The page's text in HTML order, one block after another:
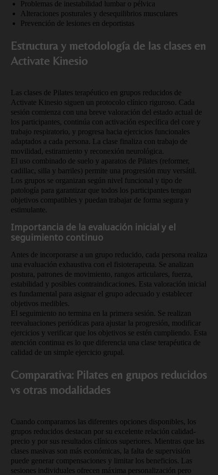
Problemas de inestabilidad lumbar o pélvica
Alteraciones posturales y desequilibrios musculares
Prevención de lesiones en deportistas
Estructura y metodología de las clases en
Activate Kinesio
Las clases de Pilates terapéutico en grupos reducidos de
Activate Kinesio siguen un protocolo clínico riguroso. Cada
sesión comienza con una breve valoración del estado actual de
los participantes, continúa con activación específica del core y
trabajo respiratorio, y progresa hacia ejercicios funcionales
adaptados a cada persona. La clase finaliza con trabajo de
movilidad, estiramiento y reconexión neurológica.
El uso combinado de suelo y aparatos de Pilates (reformer,
cadillac, silla y barriles) permite una progresión muy versátil.
Los grupos se organizan según nivel funcional y tipo de
patología para garantizar que todos los participantes tengan
objetivos compatibles y puedan trabajar de forma segura y
estimulante.
Importancia de la evaluación inicial y el
seguimiento continuo
Antes de incorporarse a un grupo reducido, cada persona realiza
una evaluación exhaustiva con el fisioterapeuta. Se analizan
postura, patrones de movimiento, rangos articulares, fuerza,
estabilidad y posibles contraindicaciones. Esta valoración inicial
es fundamental para asignar el grupo adecuado y establecer
objetivos medibles.
El seguimiento no termina en la primera sesión. Se realizan
reevaluaciones periódicas para ajustar la progresión, modificar
ejercicios y verificar que los objetivos se estén cumpliendo. Esta
atención continua es lo que diferencia una clase terapéutica de
calidad de un simple ejercicio grupal.
Comparativa: Pilates en grupos reducidos
vs otras modalidades
Cuando comparamos las diferentes opciones disponibles, los
grupos reducidos destacan por su excelente relación calidad-
precio y por sus resultados clínicos superiores. Mientras que las
clases masivas son más económicas, la falta de supervisión
puede generar compensaciones y limitar los beneficios. Las
sesiones individuales ofrecen máxima personalización pero